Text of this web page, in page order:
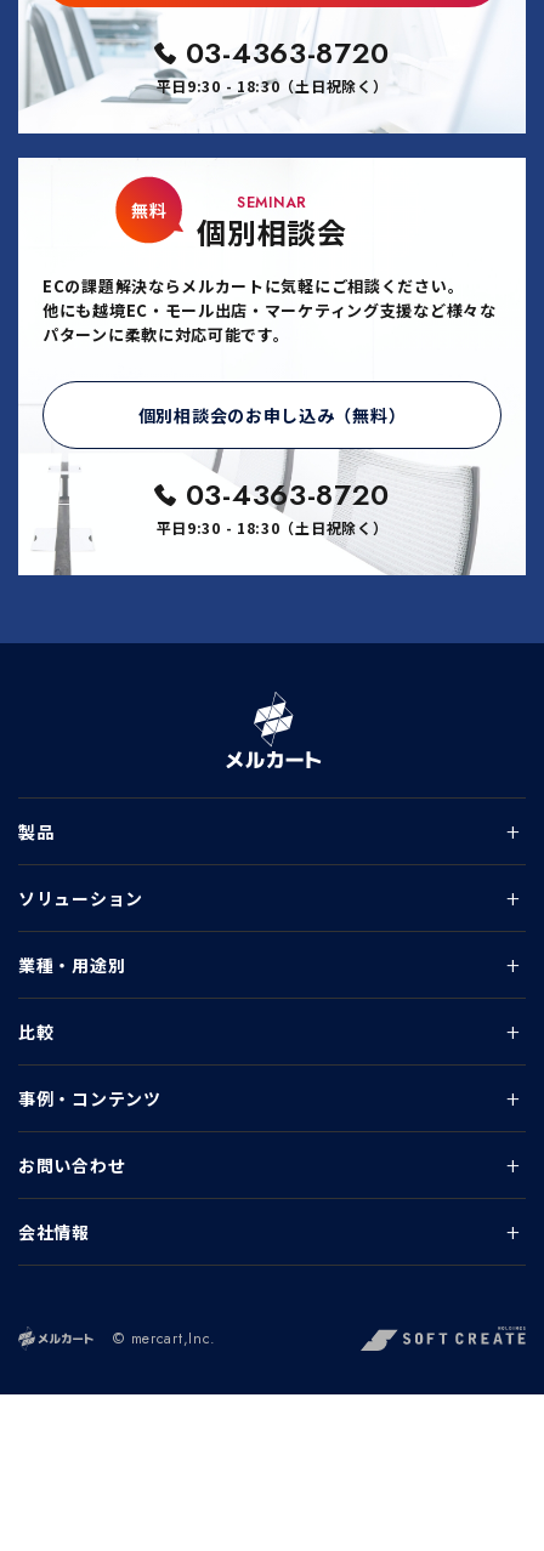
03-4363-8720
平日9:30 - 18:30（土日祝除く）
SEMINAR
個別相談会
無料
ECの課題解決ならメルカートに気軽にご相談ください。
他にも越境EC・モール出店・マーケティング支援など様々な
パターンに柔軟に対応可能です。
個別相談会のお申し込み（無料）
03-4363-8720
平日9:30 - 18:30（土日祝除く）
製品
ソリューション
業種・用途別
比較
事例・コンテンツ
お問い合わせ
会社情報
© mercart,Inc.